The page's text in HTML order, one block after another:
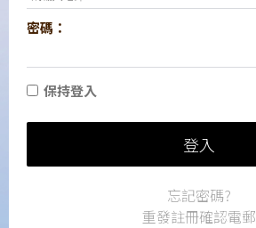
密碼：
保持登入
登入
忘記密碼?
重發註冊確認電郵